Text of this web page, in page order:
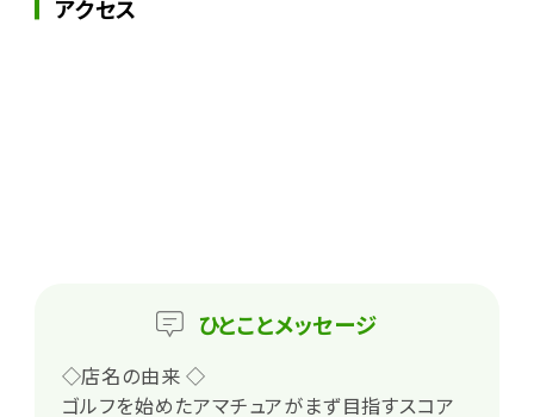
アクセス
ひとことメッセージ
◇店名の由来 ◇
ゴルフを始めたアマチュアがまず目指すスコア